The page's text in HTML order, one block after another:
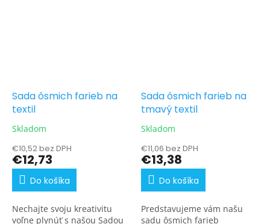
Sada ôsmich farieb na
textil
Skladom
€10,52 bez DPH
€12,73
Do košíka
Nechajte svoju kreativitu
voľne plynúť s našou Sadou
Sada ôsmich farieb na
tmavý textil
Skladom
€11,06 bez DPH
€13,38
Do košíka
Predstavujeme vám našu
sadu ôsmich farieb